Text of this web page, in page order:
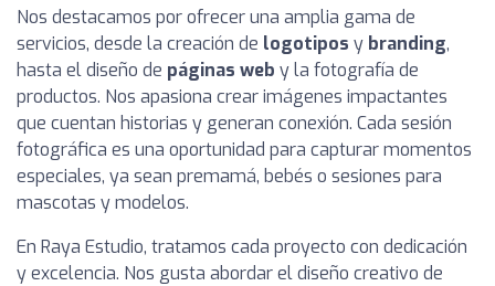
Nos destacamos por ofrecer una amplia gama de
servicios, desde la creación de logotipos y branding,
hasta el diseño de páginas web y la fotografía de
productos. Nos apasiona crear imágenes impactantes
que cuentan historias y generan conexión. Cada sesión
fotográfica es una oportunidad para capturar momentos
especiales, ya sean premamá, bebés o sesiones para
mascotas y modelos.
En Raya Estudio, tratamos cada proyecto con dedicación
y excelencia. Nos gusta abordar el diseño creativo de